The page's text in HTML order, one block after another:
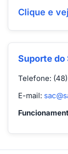
Clique e
Suporte do
Telefone:
E-mail: